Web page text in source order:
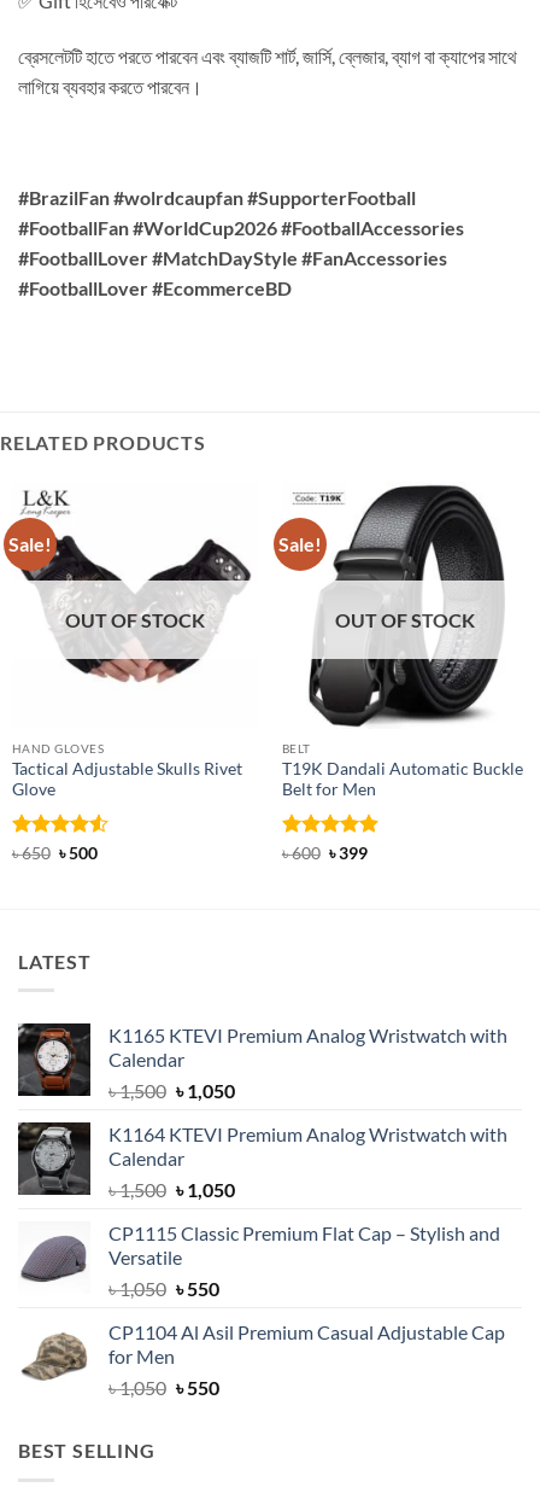
ব্রেসলেটটি হাতে পরতে পারবেন এবং ব্যাজটি শার্ট, জার্সি, ব্লেজার, ব্যাগ বা ক্যাপের সাথে
লাগিয়ে ব্যবহার করতে পারবেন।
#BrazilFan #wolrdcaupfan #SupporterFootball
#FootballFan #WorldCup2026 #FootballAccessories
#FootballLover #MatchDayStyle #FanAccessories
#FootballLover #EcommerceBD
RELATED PRODUCTS
Sale!
OUT OF STOCK
HAND GLOVES
Tactical Adjustable Skulls Rivet
Glove
Rated4.5
৳650 Original
৳500Current
Sale!
OUT OF STOCK
BELT
T19K Dandali Automatic Buckle
Belt for Men
Rated4.91
৳600 Original
৳399Current
LATEST
K1165 KTEVI Premium Analog Wristwatch with
Calendar
৳1,500 Original
was:
৳ 1,500.
৳1,050Current
is:
K1164 KTEVI Premium Analog Wristwatch with
Calendar
৳1,500 Original
was:
৳ 1,500.
৳1,050Current
is:
CP1115 Classic Premium Flat Cap – Stylish and
Versatile
৳1,050 Original
was:
৳550Current
is:
CP1104 Al Asil Premium Casual Adjustable Cap
for Men
৳1,050 Original
৳550Current
BEST SELLING